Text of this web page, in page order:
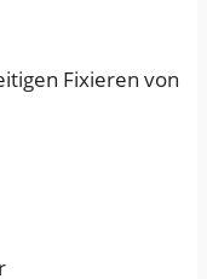
Fixieren von